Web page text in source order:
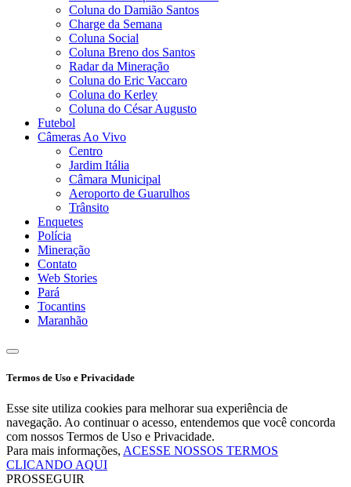
Coluna do Damião Santos
Charge da Semana
Coluna Social
Coluna Breno dos Santos
Radar da Mineração
Coluna do Eric Vaccaro
Coluna do Kerley
Coluna do César Augusto
Futebol
Câmeras Ao Vivo
Centro
Jardim Itália
Câmara Municipal
Aeroporto de Guarulhos
Trânsito
Enquetes
Polícia
Mineração
Contato
Web Stories
Pará
Tocantins
Maranhão
Termos de Uso e Privacidade
Esse site utiliza cookies para melhorar sua experiência de
navegação. Ao continuar o acesso, entendemos que você concorda
com nossos Termos de Uso e Privacidade.
Para mais informações, ACESSE NOSSOS TERMOS
CLICANDO AQUI
PROSSEGUIR